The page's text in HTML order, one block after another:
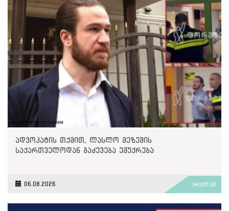
ადვოკატის თქმით, ლასლო მეზეშის
საქართველოდან გაძევება ემუქრება
06.08.2026 ვრცლად